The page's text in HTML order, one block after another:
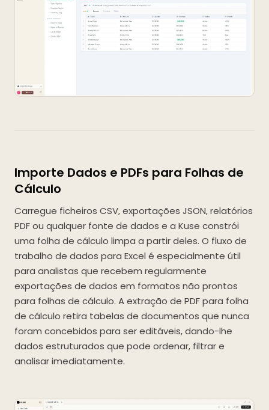
Importe Dados e PDFs para Folhas de
Cálculo
Carregue ficheiros CSV, exportações JSON, relatórios
PDF ou qualquer fonte de dados e a Kuse constrói
uma folha de cálculo limpa a partir deles. O fluxo de
trabalho de dados para Excel é especialmente útil
para analistas que recebem regularmente
exportações de dados em formatos não prontos
para folhas de cálculo. A extração de PDF para folha
de cálculo retira tabelas de documentos que nunca
foram concebidos para ser editáveis, dando-lhe
dados estruturados que pode ordenar, filtrar e
analisar imediatamente.